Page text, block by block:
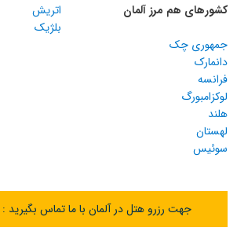
کشورهای هم مرز آلمان
اتریش
بلژیک
جمهوری چک
دانمارک
فرانسه
لوکزامبورگ
هلند
لهستان
سوئیس
جهت رزرو هتل در آلمان با ما تماس بگیرید :